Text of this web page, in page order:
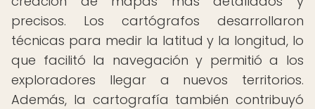
precisos. Los cartógrafos desarrollaron
técnicas para medir la latitud y la longitud, lo
que facilitó la navegación y permitió a los
exploradores llegar a nuevos territorios.
Además, la cartografía también contribuyó